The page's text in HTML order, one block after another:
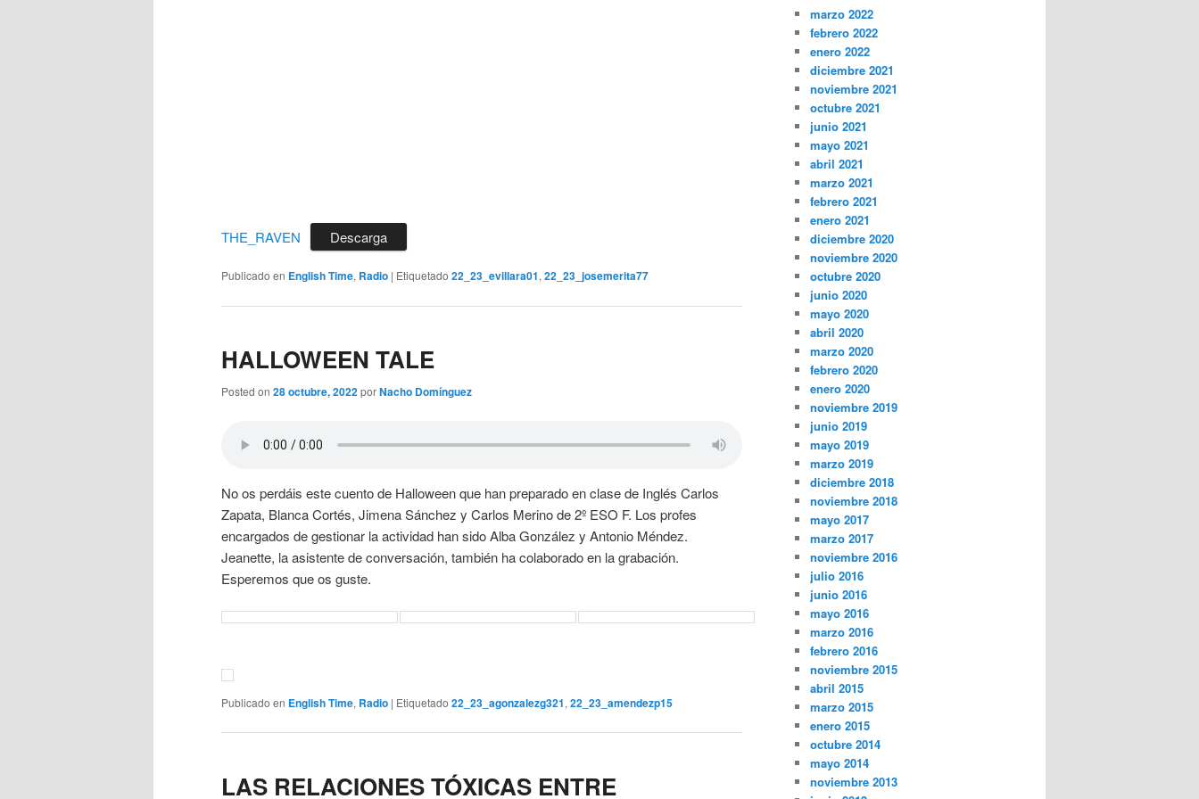
THE_RAVEN Descarga
Publicado en English Time, Radio | Etiquetado 22_23_evillara01, 22_23_josemerita77
HALLOWEEN TALE
Posted on 28 octubre, 2022porNacho Domínguez
No os perdáis este cuento de Halloween que han preparado en clase de Inglés Carlos
Zapata, Blanca Cortés, Jimena Sánchez y Carlos Merino de 2º ESO F. Los profes
encargados de gestionar la actividad han sido Alba González y Antonio Méndez.
Jeanette, la asistente de conversación, también ha colaborado en la grabación.
Esperemos que os guste.
Publicado en English Time, Radio | Etiquetado 22_23_agonzalezg321, 22_23_amendezp15
LAS RELACIONES TÓXICAS ENTRE
marzo 2022
febrero 2022
enero 2022
diciembre 2021
noviembre 2021
octubre 2021
junio 2021
mayo 2021
abril 2021
marzo 2021
febrero 2021
enero 2021
diciembre 2020
noviembre 2020
octubre 2020
junio 2020
mayo 2020
abril 2020
marzo 2020
febrero 2020
enero 2020
noviembre 2019
junio 2019
mayo 2019
marzo 2019
diciembre 2018
noviembre 2018
mayo 2017
marzo 2017
noviembre 2016
julio 2016
junio 2016
mayo 2016
marzo 2016
febrero 2016
noviembre 2015
abril 2015
marzo 2015
enero 2015
octubre 2014
mayo 2014
noviembre 2013